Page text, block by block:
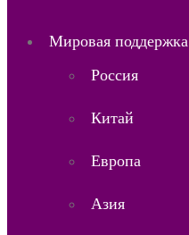
Мировая поддержка
Россия
Китай
Европа
Азия